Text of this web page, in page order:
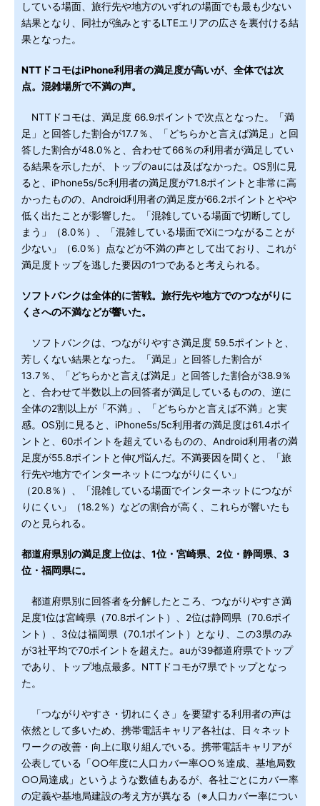
している場面、旅行先や地方のいずれの場面でも最も少ない
結果となり、同社が強みとするLTEエリアの広さを裏付ける結
果となった。
NTTドコモはiPhone利用者の満足度が高いが、全体では次
点。混雑場所で不満の声。
NTTドコモは、満足度 66.9ポイントで次点となった。「満
足」と回答した割合が17.7％、「どちらかと言えば満足」と回
答した割合が48.0％と、合わせて66％の利用者が満足してい
る結果を示したが、トップのauには及ばなかった。OS別に見
ると、iPhone5s/5c利用者の満足度が71.8ポイントと非常に高
かったものの、Android利用者の満足度が66.2ポイントとやや
低く出たことが影響した。「混雑している場面で切断してし
まう」（8.0％）、「混雑している場面でXiにつながることが
少ない」（6.0％）点などが不満の声として出ており、これが
満足度トップを逃した要因の1つであると考えられる。
ソフトバンクは全体的に苦戦。旅行先や地方でのつながりに
くさへの不満などが響いた。
ソフトバンクは、つながりやすさ満足度 59.5ポイントと、
芳しくない結果となった。「満足」と回答した割合が
13.7％、「どちらかと言えば満足」と回答した割合が38.9％
と、合わせて半数以上の回答者が満足しているものの、逆に
全体の2割以上が「不満」、「どちらかと言えば不満」と実
感。OS別に見ると、iPhone5s/5c利用者の満足度は61.4ポイ
ントと、60ポイントを超えているものの、Android利用者の満
足度が55.8ポイントと伸び悩んだ。不満要因を聞くと、「旅
行先や地方でインターネットにつながりにくい」
（20.8％）、「混雑している場面でインターネットにつなが
りにくい」（18.2％）などの割合が高く、これらが響いたも
のと見られる。
都道府県別の満足度上位は、1位・宮崎県、2位・静岡県、3
位・福岡県に。
都道府県別に回答者を分解したところ、つながりやすさ満
足度1位は宮崎県（70.8ポイント）、2位は静岡県（70.6ポイ
ント）、3位は福岡県（70.1ポイント）となり、この3県のみ
が3社平均で70ポイントを超えた。auが39都道府県でトップ
であり、トップ地点最多。NTTドコモが7県でトップとなっ
た。
「つながりやすさ・切れにくさ」を要望する利用者の声は
依然として多いため、携帯電話キャリア各社は、日々ネット
ワークの改善・向上に取り組んでいる。携帯電話キャリアが
公表している「○○年度に人口カバー率○○％達成、基地局数
○○局達成」というような数値もあるが、各社ごとにカバー率
の定義や基地局建設の考え方が異なる（※人口カバー率につい